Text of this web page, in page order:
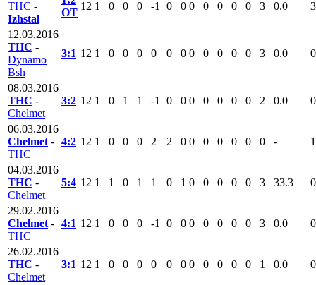
THC -
Izhstal
ОТ
12 1 0 0 0 -1 0 0 0 0 0 0 0 3 0.0 3
12.03.2016
THC -
Dynamo
Bsh
3:1 12 1 0 0 0 0 0 0 0 0 0 0 0 3 0.0 0
08.03.2016
THC -
Chelmet
3:2 12 1 0 1 1 -1 0 0 0 0 0 0 0 2 0.0 0
06.03.2016
Chelmet -
THC
4:2 12 1 0 0 0 2 2 0 0 0 0 0 0 0 - 1
04.03.2016
THC -
Chelmet
5:4 12 1 1 0 1 1 0 1 0 0 0 0 0 3 33.3 0
29.02.2016
Chelmet -
THC
4:1 12 1 0 0 0 -1 0 0 0 0 0 0 0 3 0.0 0
26.02.2016
THC -
Chelmet
3:1 12 1 0 0 0 0 0 0 0 0 0 0 0 1 0.0 0